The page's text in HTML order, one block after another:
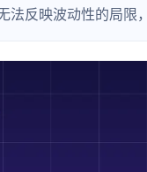
法反映波动性的局限